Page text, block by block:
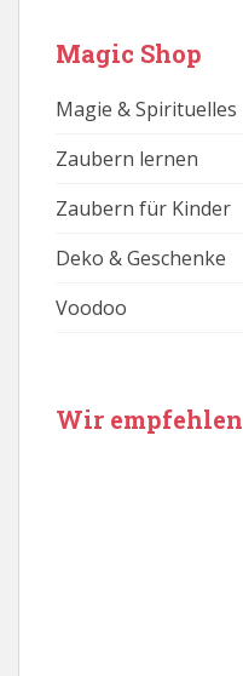
Magic Shop
Magie & Spirituelles
Zaubern lernen
Zaubern für Kinder
Deko & Geschenke
Voodoo
Wir empfehlen